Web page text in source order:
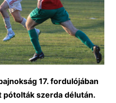
17. fordulójában
szerda délután.